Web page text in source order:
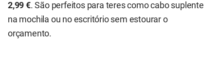
2,99 €. São perfeitos para teres como cabo suplente
na mochila ou no escritório sem estourar o
orçamento.